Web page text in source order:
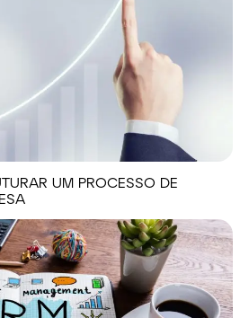
UM PROCESSO DE